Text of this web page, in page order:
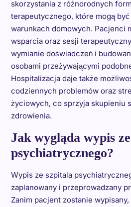
skorzystania z różnorodnych
terapeutycznego, które mogą
warunkach domowych. Pacjenci
wsparcia oraz sesji
wymianie doświadczeń i
osobami przeżywającymi
Hospitalizacja daje także
codziennych problemów oraz
życiowych, co sprzyja skupieniu
zdrowienia.
Jak wygląda wypis
psychiatrycznego?
Wypis ze szpitala
zaplanowany i przeprowadzany
Zanim pacjent zostanie